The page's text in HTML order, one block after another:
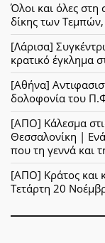
Όλοι και όλες στη
δίκης των
[Λάρισα]
κρατικό έγκλημα
[Αθήνα]
δολοφονία του
[ΑΠΟ] Κάλεσμα
Θεσσαλονίκη |
που τη γεννά και
[ΑΠΟ] Κράτος και
Τετάρτη 20